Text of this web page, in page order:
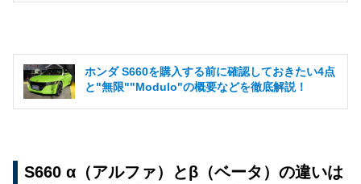
ホンダ S660を購入する前に確認しておきたい4点
と"無限""Modulo"の概要などを徹底解説！
S660 α（アルファ）とβ（ベータ）の違いは